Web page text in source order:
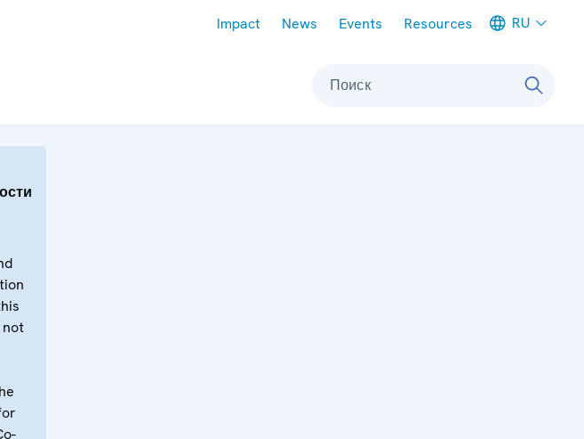
Impact News Events Resources RU
Поиск
not